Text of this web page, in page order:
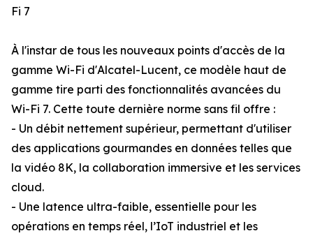
Fi 7
À l'instar de tous les nouveaux points d'accès de la
gamme Wi-Fi d'Alcatel-Lucent, ce modèle haut de
gamme tire parti des fonctionnalités avancées du
Wi-Fi 7. Cette toute dernière norme sans fil offre :
- Un débit nettement supérieur, permettant d'utiliser
des applications gourmandes en données telles que
la vidéo 8K, la collaboration immersive et les services
cloud.
- Une latence ultra-faible, essentielle pour les
opérations en temps réel, l’IoT industriel et les